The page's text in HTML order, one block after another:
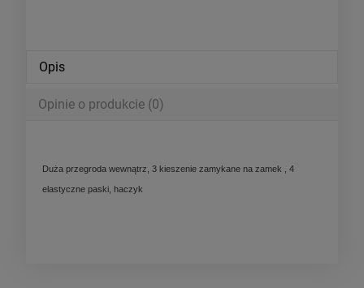
Opis
Opinie o produkcie (0)
Duża przegroda wewnątrz, 3 kieszenie zamykane na zamek , 4
elastyczne paski, haczyk